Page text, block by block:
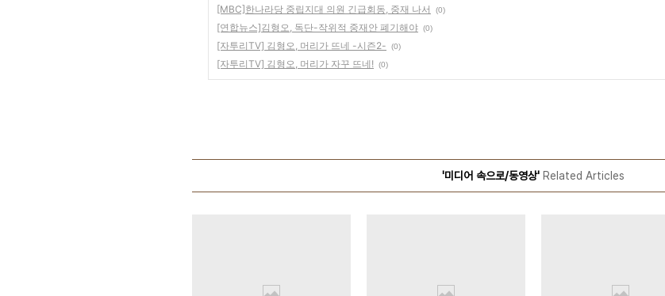
[MBC]한나라당 중립지대 의원 긴급회동, 중재 나서 (0)
[연합뉴스]김형오, 독단-작위적 중재안 폐기해야 (0)
[자투리TV] 김형오, 머리가 뜨네 -시즌2- (0)
[자투리TV] 김형오, 머리가 자꾸 뜨네! (0)
'미디어 속으로/동영상' Related Articles